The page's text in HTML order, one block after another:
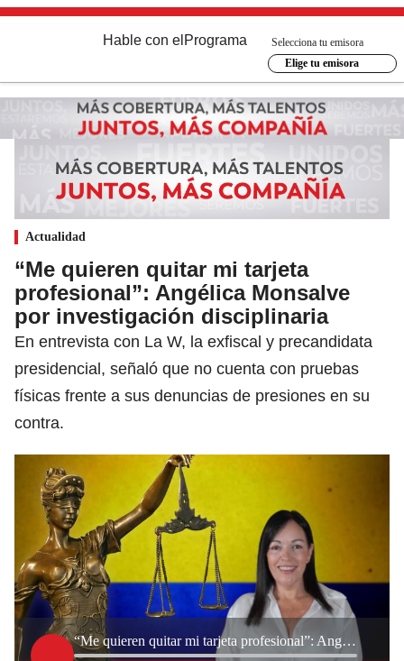
Hable con el Programa
Selecciona tu emisora
Elige tu emisora
Actualidad
“Me quieren quitar mi tarjeta
profesional”: Angélica Monsalve
por investigación disciplinaria
En entrevista con La W, la exfiscal y precandidata
presidencial, señaló que no cuenta con pruebas
físicas frente a sus denuncias de presiones en su
contra.
“Me quieren quitar mi tarjeta profesional”: Angélica Monsalve por investigación disciplinaria